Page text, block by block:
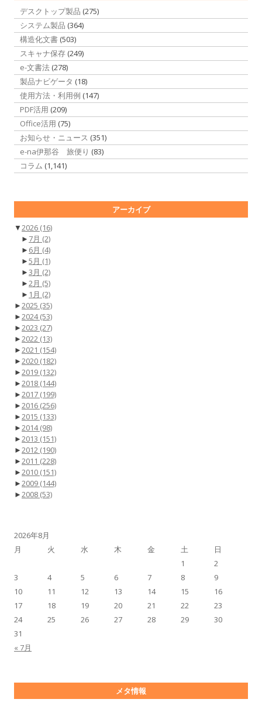
デスクトップ製品 (275)
システム製品 (364)
構造化文書 (503)
スキャナ保存 (249)
e-文書法 (278)
製品ナビゲータ (18)
使用方法・利用例 (147)
PDF活用 (209)
Office活用 (75)
お知らせ・ニュース (351)
e-na伊那谷 旅便り (83)
コラム (1,141)
アーカイブ
▼2026 (16)
► 7月 (2)
► 6月 (4)
►5月 (1)
►3月 (2)
►2月 (5)
► 1月 (2)
►2025 (35)
►2024(53)
►2023 (27)
►2022 (13)
►2021 (154)
►2020 (182)
►2019 (132)
►2018 (144)
►2017 (199)
►2016 (256)
►2015 (133)
►2014(98)
►2013 (151)
►2012 (190)
►2011 (228)
►2010 (151)
►2009 (144)
►2008 (53)
2026年8月
月
火 水 木 金 土 日
« 7月
1
2
3
4 5 6 7 8
9
10
11 12 13 14 15
16
17
18 19 20 21 22
23
24
25 26 27 28 29
30
31
メタ情報